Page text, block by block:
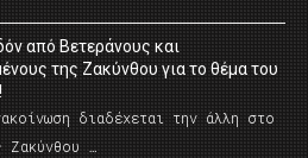
από Βετεράνους και
της Ζακύνθου για το θέμα του
διαδέχεται την άλλη στο
Ζακύνθου …